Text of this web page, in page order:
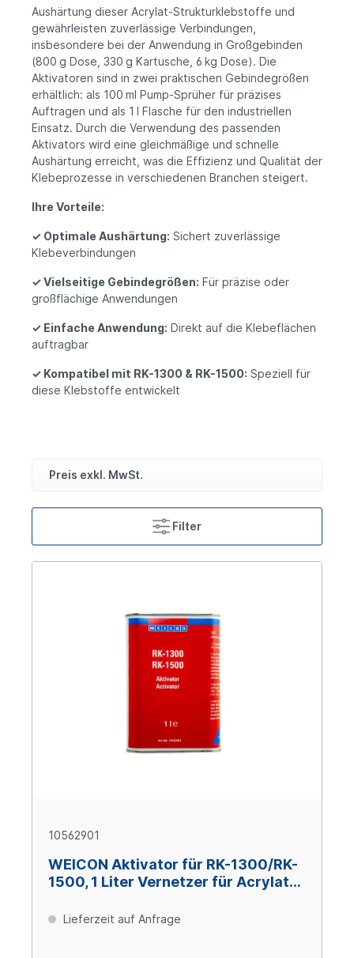
Aushärtung dieser Acrylat-Strukturklebstoffe und
gewährleisten zuverlässige Verbindungen,
insbesondere bei der Anwendung in Großgebinden
(800 g Dose, 330 g Kartusche, 6 kg Dose). Die
Aktivatoren sind in zwei praktischen Gebindegrößen
erhältlich: als 100 ml Pump-Sprüher für präzises
Auftragen und als 1 l Flasche für den industriellen
Einsatz. Durch die Verwendung des passenden
Aktivators wird eine gleichmäßige und schnelle
Aushärtung erreicht, was die Effizienz und Qualität der
Klebeprozesse in verschiedenen Branchen steigert.
Ihre Vorteile:
✓ Optimale Aushärtung: Sichert zuverlässige
Klebeverbindungen
✓Vielseitige Gebindegrößen: Für präzise oder
großflächige Anwendungen
✓ Einfache Anwendung: Direkt auf die Klebeflächen
auftragbar
✓ Kompatibel mit RK-1300 & RK-1500: Speziell für
diese Klebstoffe entwickelt
Preis exkl. MwSt.
Filter
10562901
WEICON Aktivator für RK-1300/RK-
1500, 1 Liter Vernetzer für Acrylat-
Lieferzeit auf Anfrage